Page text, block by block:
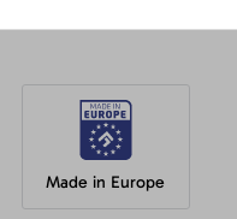
Made in Europe